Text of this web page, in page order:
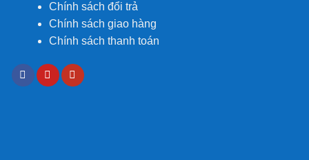
Chính sách đổi trả
Chính sách giao hàng
Chính sách thanh toán